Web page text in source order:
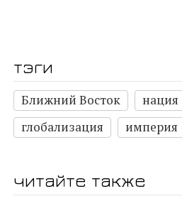
тэги
Ближний Восток нация
глобализация
империя
читайте также